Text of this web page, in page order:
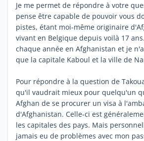
Je me permet de répondre à votre
pense être capable de pouvoir vous
pistes, étant moi-même originaire
vivant en Belgique depuis voilà 17
chaque année en Afghanistan et je
que la capitale Kaboul et la ville de
Pour répondre à la question de
qu'il vaudrait mieux pour quelqu'un
Afghan de se procurer un visa à
d'Afghanistan. Celle-ci est
les capitales des pays. Mais
jamais eu de problèmes avec mon